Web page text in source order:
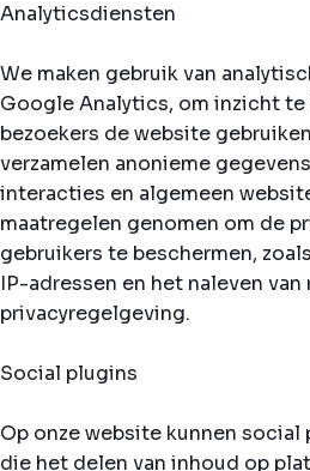
Analyticsdiensten
We maken gebruik van
Google Analytics, om inzicht
bezoekers de website
verzamelen anonieme
interacties en algemeen
maatregelen genomen om de
gebruikers te beschermen,
IP-adressen en het naleven van
privacyregelgeving.
Social plugins
Op onze website kunnen social
die het delen van inhoud op